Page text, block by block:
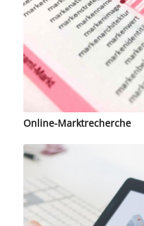
Online-Marktrecherche